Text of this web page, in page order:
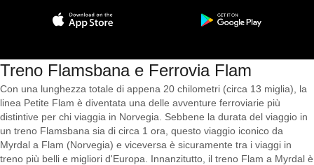
Treno Flamsbana e Ferrovia Flam
Con una lunghezza totale di appena 20 chilometri (circa 13 miglia), la
linea Petite Flam è diventata una delle avventure ferroviarie più
distintive per chi viaggia in Norvegia. Sebbene la durata del viaggio in
un treno Flamsbana sia di circa 1 ora, questo viaggio iconico da
Myrdal a Flam (Norvegia) e viceversa è sicuramente tra i viaggi in
treno più belli e migliori d'Europa. Innanzitutto, il treno Flam a Myrdal è